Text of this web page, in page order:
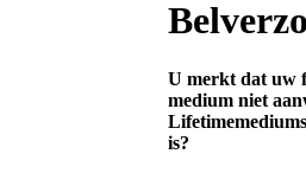
U merkt dat uw
medium niet
is?